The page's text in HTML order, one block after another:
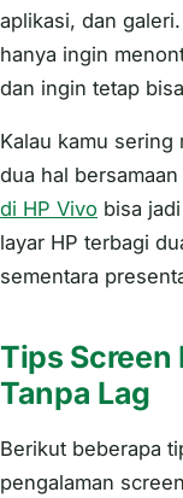
aplikasi, dan
hanya ingin
dan ingin tetap
Kalau kamu sering
dua hal
di HP Vivo bisa
layar HP terbagi
sementara
Tips
Tanpa Lag
Berikut beberapa
pengalaman